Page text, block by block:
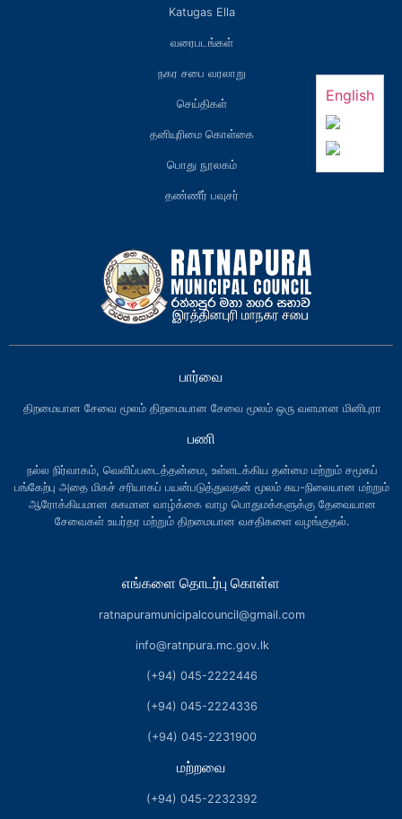
Katugas Ella
வரைபடங்கள்
நகர சபை வரலாறு
செய்திகள்
தனியுரிமை கொள்கை
பொது நூலகம்
தண்ணீர் பவுசர்
பார்வை
திறமையான சேவை மூலம் திறமையான சேவை மூலம் ஒரு வளமான மினிபுரா
பணி
நல்ல நிர்வாகம், வெளிப்படைத்தன்மை, உள்ளடக்கிய தன்மை மற்றும் சமூகப்
பங்கேற்பு அதை மிகச் சரியாகப் பயன்படுத்துவதன் மூலம் சுய-நிலையான மற்றும்
ஆரோக்கியமான சுகமான வாழ்க்கை வாழ பொதுமக்களுக்கு தேவையான
சேவைகள் உயர்தர மற்றும் திறமையான வசதிகளை வழங்குதல்.
எங்களை தொடர்பு கொள்ள
ratnapuramunicipalcouncil@gmail.com
info@ratnpura.mc.gov.lk
(+94) 045-2222446
(+94) 045-2224336
(+94) 045-2231900
மற்றவை
(+94) 045-2232392
English